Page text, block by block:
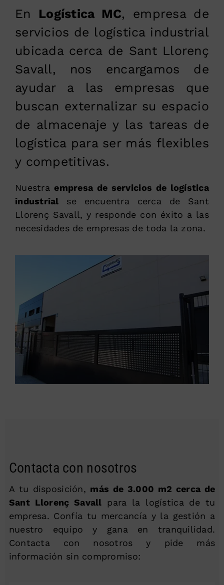
En Logística MC, empresa de
servicios de logística industrial
ubicada cerca de Sant Llorenç
Savall, nos encargamos de
ayudar a las empresas que
buscan externalizar su espacio
de almacenaje y las tareas de
logística para ser más flexibles
y competitivas.
Nuestraempresa de servicios de logística
industrial se encuentra cerca de Sant
Llorenç Savall, y responde con éxito a las
necesidades de empresas de toda la zona.
Contacta con nosotros
A tu disposición, más de 3.000 m2 cerca de
Sant Llorenç Savall para la logística de tu
empresa. Confía tu mercancía y la gestión a
nuestro equipo y gana en tranquilidad.
Contacta con nosotros y pide más
información sin compromiso: